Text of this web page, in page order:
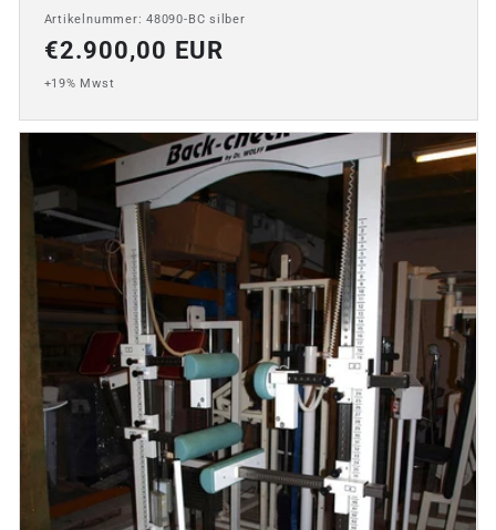
Artikelnummer: 48090-BC silber
Normaler
Preis
€2.900,00 EUR
+19% Mwst